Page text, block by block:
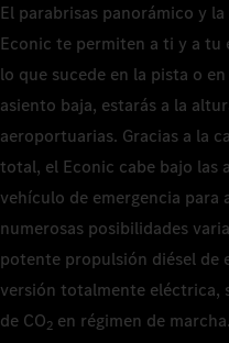
El parabrisas panorámico y
Econic te permiten a ti y a tu
lo que sucede en la pista o
asiento baja, estarás a la
aeroportuarias. Gracias a la
total, el Econic cabe bajo las
vehículo de emergencia
numerosas posibilidades
potente propulsión diésel de
versión totalmente eléctrica,
de CO2 en régimen de marcha.